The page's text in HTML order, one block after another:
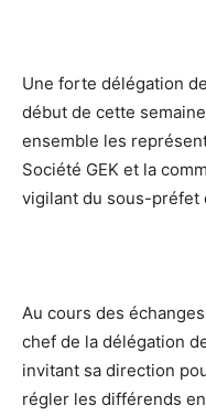
Une forte délégation de
début de cette
ensemble les
Société GEK et la
vigilant du sous-préfet
Au cours des
chef de la délégation
invitant sa direction
régler les différends